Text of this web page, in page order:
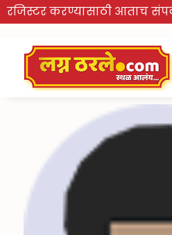
रजिस्टर करण्यासाठी आताच